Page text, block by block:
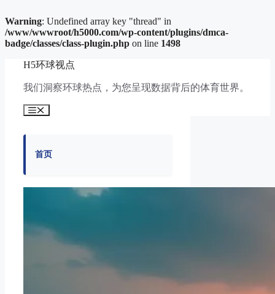
Warning: Undefined array key "thread" in
/www/wwwroot/h5000.com/wp-content/plugins/dmca-
badge/classes/class-plugin.php on line 1498
H5环球视点
我们洞察环球热点，为您呈现数据背后的体育世界。
菜
首页